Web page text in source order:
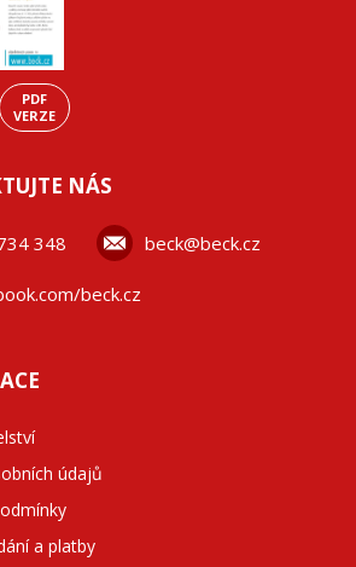
PDF
VERZE
NÁS
348 beck@beck.cz
beck.cz
údajů
a platby